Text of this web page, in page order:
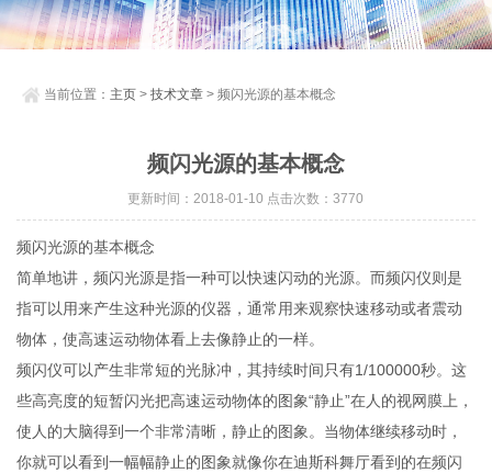
当前位置： 主页 >技术文章 > 频闪光源的基本概念
频闪光源的基本概念
更新时间：2018-01-10 点击次数：3770
频闪光源的基本概念
简单地讲，频闪光源是指一种可以快速闪动的光源。而频闪仪则是
指可以用来产生这种光源的仪器，通常用来观察快速移动或者震动
物体，使高速运动物体看上去像静止的一样。
频闪仪可以产生非常短的光脉冲，其持续时间只有1/100000秒。这
些高亮度的短暂闪光把高速运动物体的图象“静止”在人的视网膜上，
使人的大脑得到一个非常清晰，静止的图象。当物体继续移动时，
你就可以看到一幅幅静止的图象就像你在迪斯科舞厅看到的在频闪